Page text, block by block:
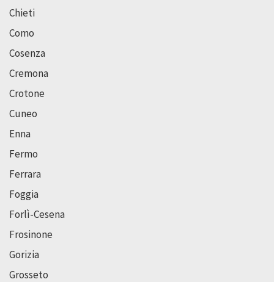
Chieti
Como
Cosenza
Cremona
Crotone
Cuneo
Enna
Fermo
Ferrara
Foggia
Forlì-Cesena
Frosinone
Gorizia
Grosseto